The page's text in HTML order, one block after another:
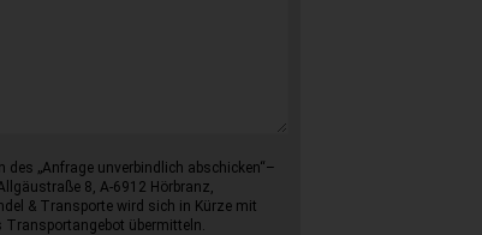
des „Anfrage unverbindlich abschicken“–
8, A-6912 Hörbranz,
& Transporte wird sich in Kürze mit
Transportangebot übermitteln.